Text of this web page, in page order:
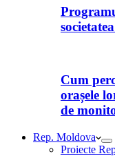
Cum
orașele
de
Rep. Moldova
Proiecte